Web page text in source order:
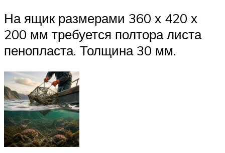
На ящик размерами 360 х 420 х
200 мм требуется полтора листа
пенопласта. Толщина 30 мм.